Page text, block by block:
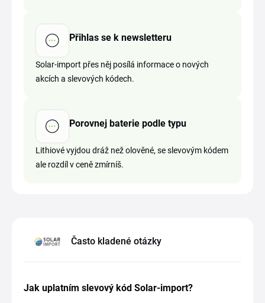
Přihlas se k newsletteru
Solar-import přes něj posílá informace o nových
akcích a slevových kódech.
Porovnej baterie podle typu
Lithiové vyjdou dráž než olověné, se slevovým kódem
ale rozdíl v ceně zmírníš.
Často kladené otázky
Jak uplatním slevový kód Solar-import?